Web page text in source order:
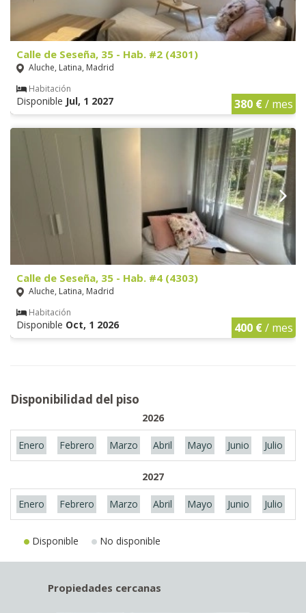
Calle de Seseña, 35 - Hab. #2 (4301)
Aluche, Latina, Madrid
Habitación
Disponible Jul, 1 2027 380 €/ mes
Calle de Seseña, 35 - Hab. #4 (4303)
Aluche, Latina, Madrid
Habitación
Disponible Oct, 1 2026 400 €/ mes
Disponibilidad del piso
2026
Enero Febrero Marzo Abril Mayo Junio Julio
2027
Enero Febrero Marzo Abril Mayo Junio Julio
Disponible No disponible
Propiedades cercanas